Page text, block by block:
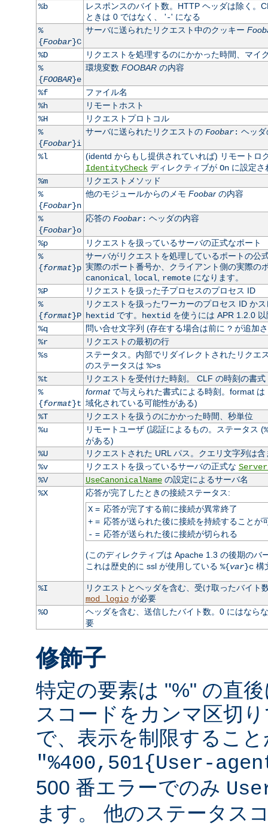
%b
レスポンスのバイト数。HTTP ヘッダは除く。
ときは 0 ではなく、 '-' になる
%
{Foobar}C
サーバに送られたリクエスト中のクッキー
%D
リクエストを処理するのにかかった時間、マイ
%
{FOOBAR}e
環境変数 FOOBARの内容
%f
ファイル名
%h
リモートホスト
%H
リクエストプロトコル
%
{Foobar}i
サーバに送られたリクエストの Foobar: ヘッ
%l
(identd からもし提供されていれば) リモートロ
IdentityCheckディレクティブが Onに設定さ
%m
リクエストメソッド
%
{Foobar}n
他のモジュールからのメモ Foobarの内容
%
{Foobar}o
応答の Foobar: ヘッダの内容
%p
リクエストを扱っているサーバの正式なポート
%
{format}p
サーバがリクエストを処理しているポートの公
実際のポート番号か、クライアント側の実際の
canonical local remoteになります。
%P
リクエストを扱った子プロセスのプロセス ID
%
{format}P
リクエストを扱ったワーカーのプロセス ID か
hextidです。 hextidを使うには APR 1.2.0 以
%q
問い合せ文字列 (存在する場合は前に ?が追加
%r
リクエストの最初の行
%s
ステータス。内部でリダイレクトされたリク
のステータスは %>s
%t
リクエストを受付けた時刻。 CLF の時刻の書
%
{format}t
formatで与えられた書式による時刻。format は
域化されている可能性がある)
%T
リクエストを扱うのにかかった時間、秒単位
%u
リモートユーザ (認証によるもの。ステータス (
がある)
%U
リクエストされた URL パス。クエリ文字列は含
%v
リクエストを扱っているサーバの正式な
%V
UseCanonicalNameの設定によるサーバ名
%X
応答が完了したときの接続ステータス:
X= 応答が完了する前に接続が異常終了
+= 応答が送られた後に接続を持続することが
- = 応答が送られた後に接続が切られる
(このディレクティブは Apache 1.3 の後期のバ
これは歴史的に ssl が使用している %{var}c構
%I
リクエストとヘッダを含む、受け取ったバイ
mod_logioが必要
%O
ヘッダを含む、送信したバイト数。0 にはなら
要
修飾子
特定の要素は "%" の直
スコードをカンマ区切
で、表示を制限するこ
"%400,501{User-
500 番エラーでのみ
ます。 他のステータス